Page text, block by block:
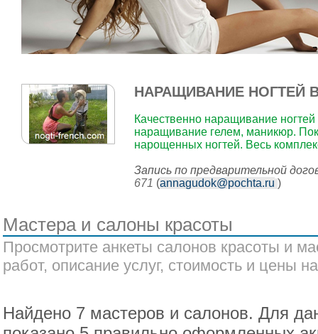
НАРАЩИВАНИЕ НОГТЕЙ
Качественно наращивание
наращивание гелем, маникюр.
нарощенных ногтей. Весь
Запись по предварительной
671 (annagudok@pochta.ru )
Мастера и салоны красоты
Просмотрите анкеты салонов красоты и
работ, описание услуг, стоимость и цены
Найдено 7 мастеров и салонов. Для